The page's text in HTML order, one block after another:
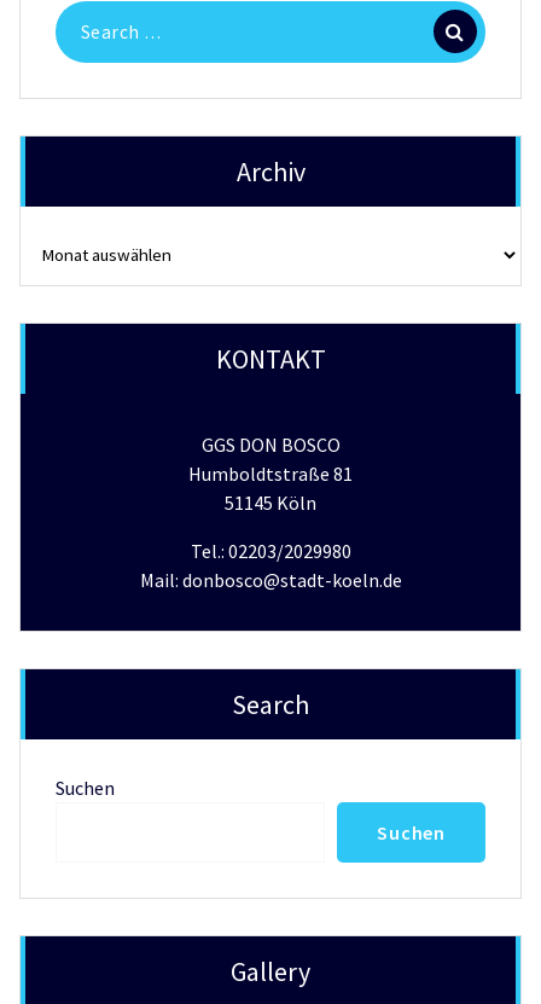
Search
for:
Archiv
KONTAKT
GGS DON BOSCO
Humboldtstraße 81
51145 Köln
Tel.: 02203/2029980
Mail: donbosco@stadt-koeln.de
Search
Suchen
Suchen
Gallery